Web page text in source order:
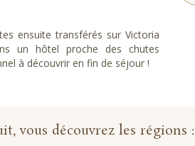
ensuite transférés sur Victoria
un hôtel proche des chutes
à découvrir en fin de séjour !
vous découvrez les régions :